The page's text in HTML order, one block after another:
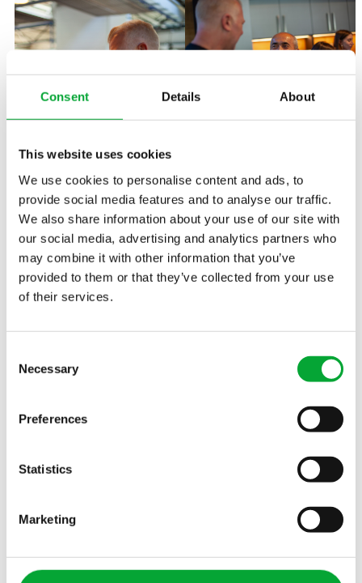
Consent Details About
This website uses cookies
We use cookies to personalise content and ads, to
provide social media features and to analyse our traffic.
We also share information about your use of our site with
our social media, advertising and analytics partners who
may combine it with other information that you’ve
provided to them or that they’ve collected from your use
of their services.
Selection
Necessary
Preferences
Statistics
Marketing